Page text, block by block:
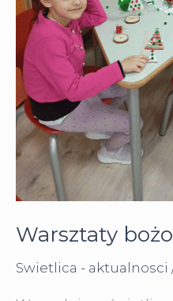
Warsztaty
Swietlica - aktualnosci